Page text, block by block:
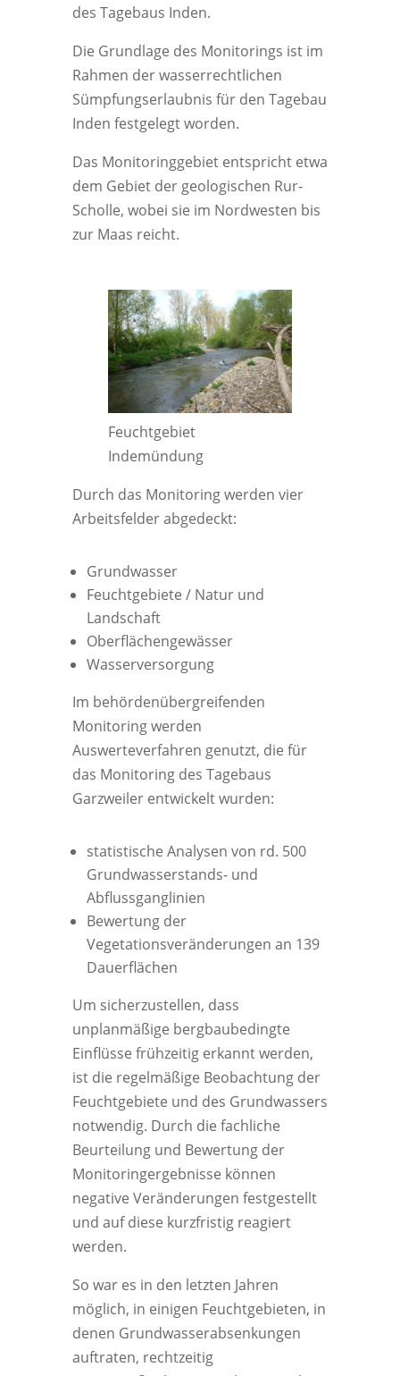
des Tagebaus Inden.
Die Grundlage des Monitorings ist im
Rahmen der wasserrechtlichen
Sümpfungserlaubnis für den Tagebau
Inden festgelegt worden.
Das Monitoringgebiet entspricht etwa
dem Gebiet der geologischen Rur-
Scholle, wobei sie im Nordwesten bis
zur Maas reicht.
Feuchtgebiet
Indemündung
Durch das Monitoring werden vier
Arbeitsfelder abgedeckt:
Grundwasser
Feuchtgebiete / Natur und
Landschaft
Oberflächengewässer
Wasserversorgung
Im behördenübergreifenden
Monitoring werden
Auswerteverfahren genutzt, die für
das Monitoring des Tagebaus
Garzweiler entwickelt wurden:
statistische Analysen von rd. 500
Grundwasserstands- und
Abflussganglinien
Bewertung der
Vegetationsveränderungen an 139
Dauerflächen
Um sicherzustellen, dass
unplanmäßige bergbaubedingte
Einflüsse frühzeitig erkannt werden,
ist die regelmäßige Beobachtung der
Feuchtgebiete und des Grundwassers
notwendig. Durch die fachliche
Beurteilung und Bewertung der
Monitoringergebnisse können
negative Veränderungen festgestellt
und auf diese kurzfristig reagiert
werden.
So war es in den letzten Jahren
möglich, in einigen Feuchtgebieten, in
denen Grundwasserabsenkungen
auftraten, rechtzeitig